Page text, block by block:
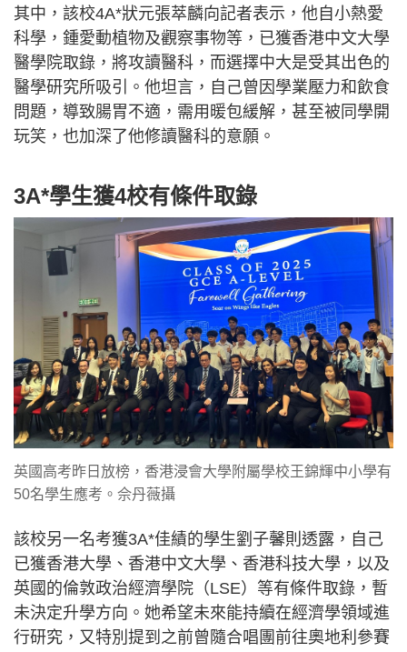
其中，該校4A*狀元張萃麟向記者表示，他自小熱愛
科學，鍾愛動植物及觀察事物等，已獲香港中文大學
醫學院取錄，將攻讀醫科，而選擇中大是受其出色的
醫學研究所吸引。他坦言，自己曾因學業壓力和飲食
問題，導致腸胃不適，需用暖包緩解，甚至被同學開
玩笑，也加深了他修讀醫科的意願。
3A*學生獲4校有條件取錄
英國高考昨日放榜，香港浸會大學附屬學校王錦輝中小學有
50名學生應考。佘丹薇攝
該校另一名考獲3A*佳績的學生劉子馨則透露，自己
已獲香港大學、香港中文大學、香港科技大學，以及
英國的倫敦政治經濟學院（LSE）等有條件取錄，暫
未決定升學方向。她希望未來能持續在經濟學領域進
行研究，又特別提到之前曾隨合唱團前往奧地利參賽